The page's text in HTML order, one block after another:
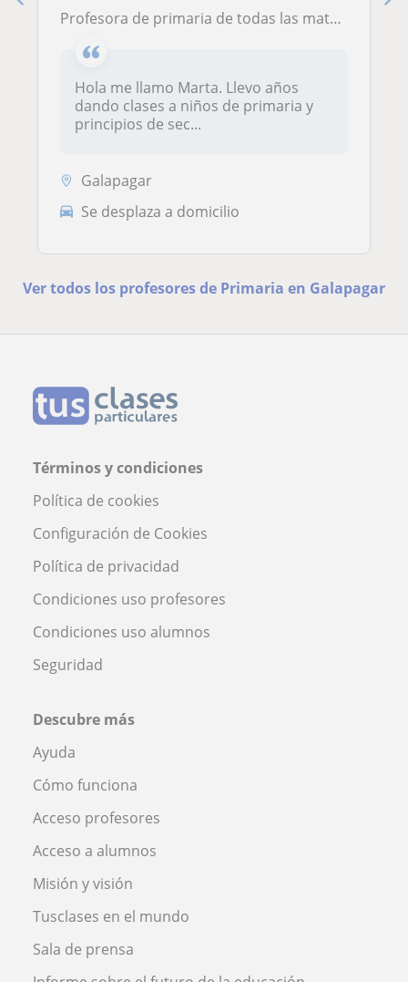
Profesora de primaria de todas las materias
Hola me llamo Marta. Llevo años
dando clases a niños de primaria y
principios de sec...
Galapagar
Se desplaza a domicilio
Ver todos los profesores de Primaria en Galapagar
Términos y condiciones
Política de cookies
Configuración de Cookies
Política de privacidad
Condiciones uso profesores
Condiciones uso alumnos
Seguridad
Descubre más
Ayuda
Cómo funciona
Acceso profesores
Acceso a alumnos
Misión y visión
Tusclases en el mundo
Sala de prensa